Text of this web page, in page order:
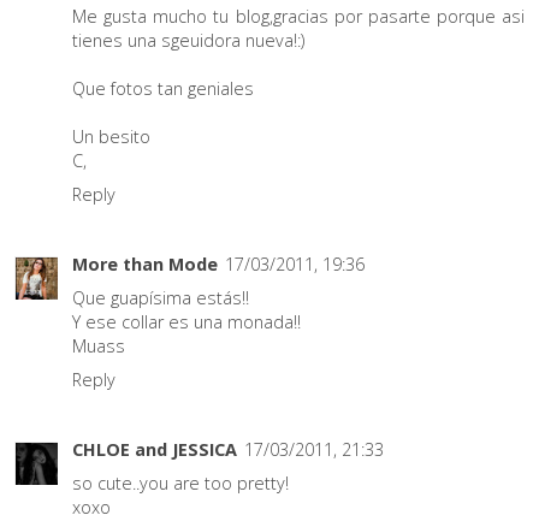
Me gusta mucho tu blog,gracias por pasarte porque asi
tienes una sgeuidora nueva!:)
Que fotos tan geniales
Un besito
C,
Reply
More than Mode 17/03/2011, 19:36
Que guapísima estás!!
Y ese collar es una monada!!
Muass
Reply
CHLOE and JESSICA 17/03/2011, 21:33
so cute..you are too pretty!
xoxo